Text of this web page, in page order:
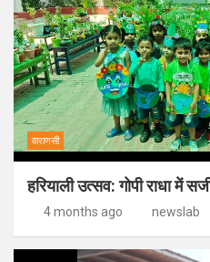
वाराणसी
हरियाली उत्सव: गोपी राधा में
4 months ago newslab